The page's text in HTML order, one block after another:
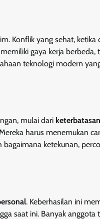
Konflik yang sehat,
gaya kerja
teknologi modern
mulai dari
harus menemukan
ketekunan,
. Keberhasilan ini
saat ini. Banyak